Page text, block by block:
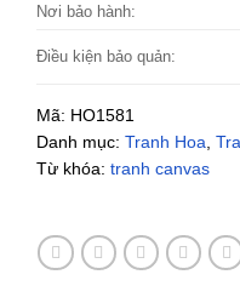
Nơi bảo hành:
Điều kiện bảo quản:
Mã: HO1581
Danh mục: Tranh Hoa
Từ khóa: tranh canvas